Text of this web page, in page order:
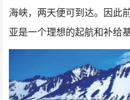
海峡，两天便可到达。因此
亚是一个理想的起航和补给基